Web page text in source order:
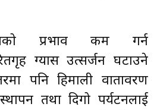
प्रभाव कम गर्न
ग्यास उत्सर्जन घटाउने
पनि हिमाली वातावरण
तथा दिगो पर्यटनलाई